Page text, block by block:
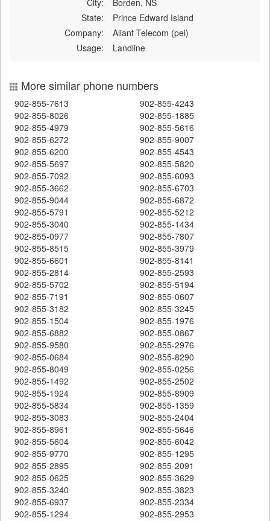
State:
Prince Edward Island
Company:
Aliant Telecom (pei)
Usage:
Landline
More similar phone numbers
902-855-7613
902-855-4243
902-855-8026
902-855-1885
902-855-4979
902-855-5616
902-855-6272
902-855-9007
902-855-6200
902-855-4543
902-855-5697
902-855-5820
902-855-7092
902-855-6093
902-855-3662
902-855-6703
902-855-9044
902-855-6872
902-855-5791
902-855-5212
902-855-3040
902-855-1434
902-855-0977
902-855-7807
902-855-8515
902-855-3979
902-855-6601
902-855-8141
902-855-2814
902-855-2593
902-855-5702
902-855-5194
902-855-7191
902-855-0607
902-855-3182
902-855-3245
902-855-1504
902-855-1976
902-855-6882
902-855-0867
902-855-9580
902-855-2976
902-855-0684
902-855-8290
902-855-8049
902-855-0256
902-855-1492
902-855-2502
902-855-1924
902-855-8909
902-855-5834
902-855-1359
902-855-3083
902-855-2404
902-855-8961
902-855-5646
902-855-5604
902-855-6042
902-855-9770
902-855-1295
902-855-2895
902-855-2091
902-855-0625
902-855-3629
902-855-3240
902-855-3823
902-855-6937
902-855-2334
902-855-1294
902-855-2953